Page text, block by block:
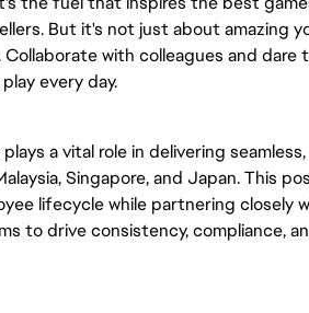
But it's not just about amazing
Collaborate with colleagues and dare
every day.
a vital role in delivering
Singapore, and Japan. This
lifecycle while partnering closely
to drive consistency, compliance,